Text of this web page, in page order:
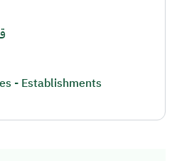
- Establishments